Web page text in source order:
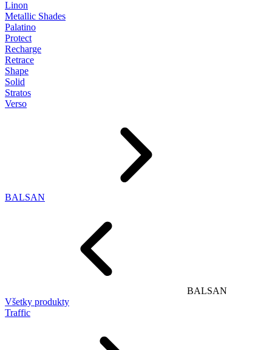
Linon
Metallic Shades
Palatino
Protect
Recharge
Retrace
Shape
Solid
Stratos
Verso
BALSAN
BALSAN
Všetky produkty
Traffic